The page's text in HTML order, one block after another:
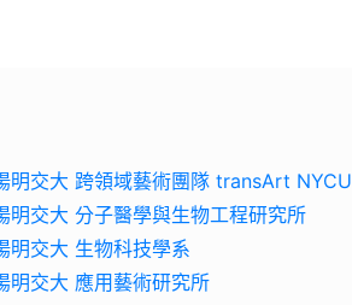
明交大 跨領域藝術團隊 transArt NYCU
明交大 分子醫學與生物工程研究所
明交大 生物科技學系
明交大 應用藝術研究所